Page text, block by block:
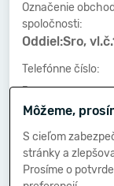
Označenie
spoločnosti:
Oddiel:Sro,
Telefónne číslo:
-
Faxové číslo:
-
E-mailová adresa:
-
Môžeme,
S cieľom
stránky a
Prosíme o